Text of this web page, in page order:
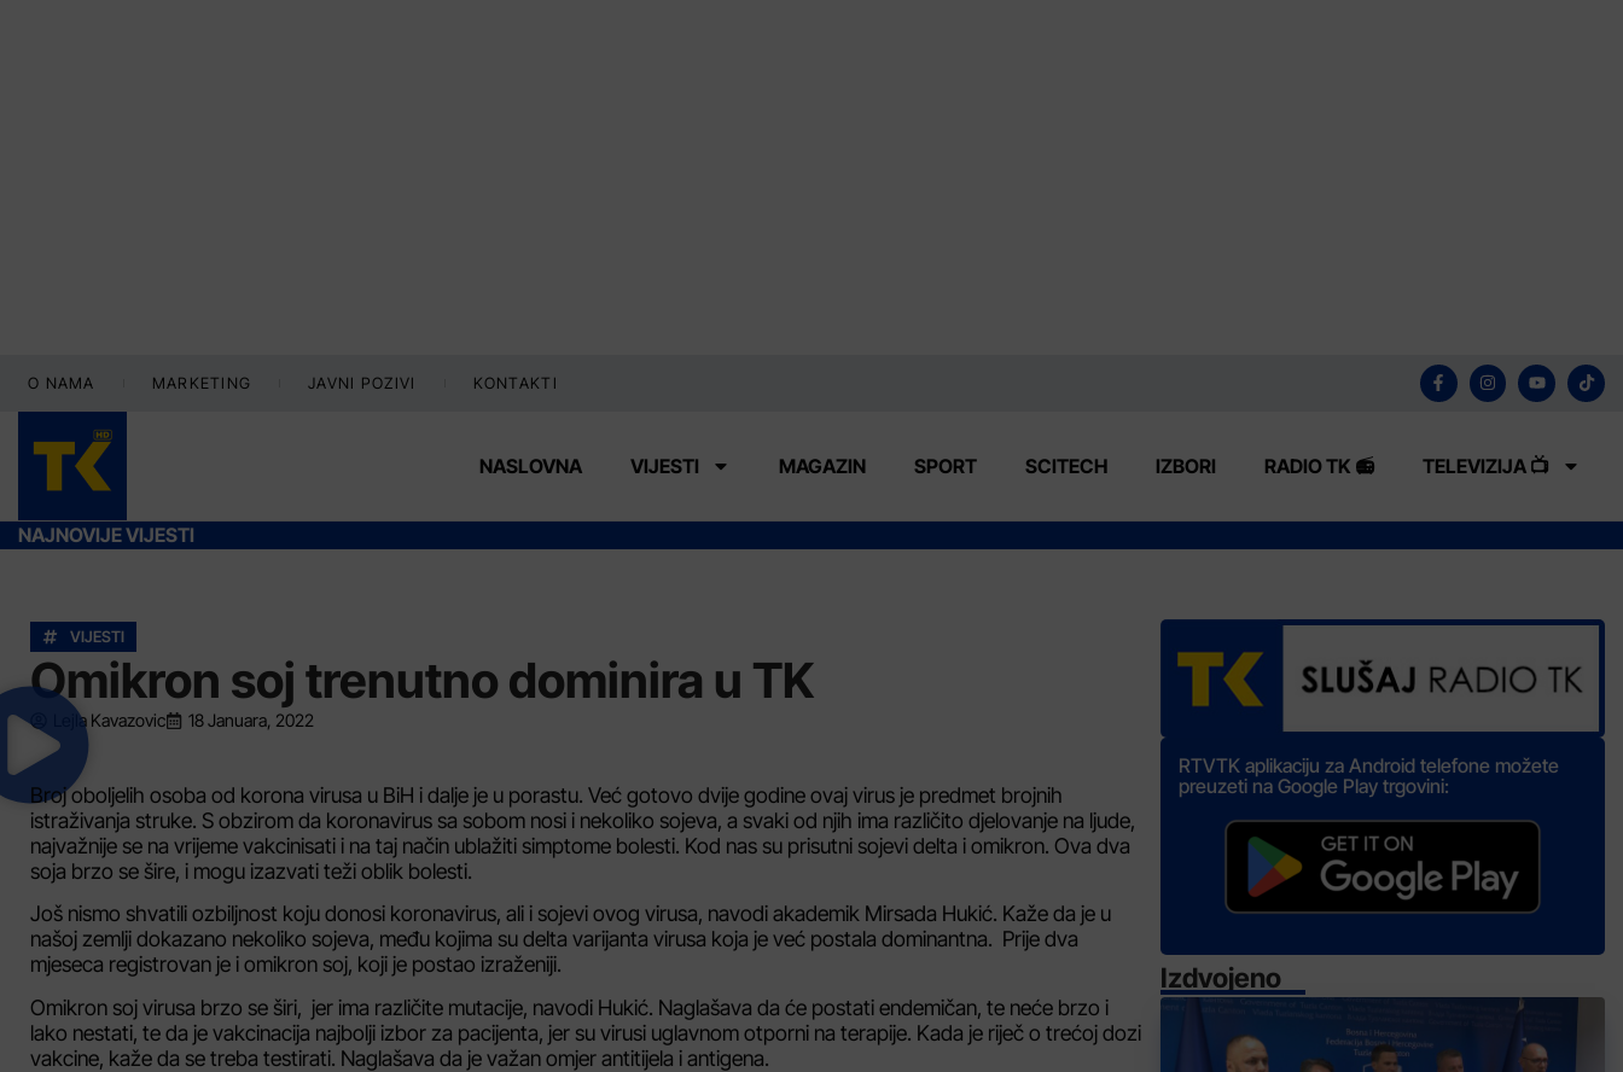
O NAMA MARKETING JAVNI POZIVI KONTAKTI
NASLOVNA VIJESTI MAGAZIN SPORT SCITECH IZBORI RADIO TK 📻 TELEVIZIJA 📺
NAJNOVIJE VIJESTI
VIJESTI
Omikron soj trenutno dominira u TK
Lejla Kavazovic 18 Januara, 2022
Broj oboljelih osoba od korona virusa u BiH i dalje je u porastu. Već gotovo dvije godine ovaj virus je predmet brojnih
istraživanja struke. S obzirom da koronavirus sa sobom nosi i nekoliko sojeva, a svaki od njih ima različito djelovanje na ljude,
najvažnije se na vrijeme vakcinisati i na taj način ublažiti simptome bolesti. Kod nas su prisutni sojevi delta i omikron. Ova dva
soja brzo se šire, i mogu izazvati teži oblik bolesti.
Još nismo shvatili ozbiljnost koju donosi koronavirus, ali i sojevi ovog virusa, navodi akademik Mirsada Hukić. Kaže da je u
našoj zemlji dokazano nekoliko sojeva, među kojima su delta varijanta virusa koja je već postala dominantna. Prije dva
mjeseca registrovan je i omikron soj, koji je postao izraženiji.
Omikron soj virusa brzo se širi, jer ima različite mutacije, navodi Hukić. Naglašava da će postati endemičan, te neće brzo i
lako nestati, te da je vakcinacija najbolji izbor za pacijenta, jer su virusi uglavnom otporni na terapije. Kada je riječ o trećoj dozi
vakcine, kaže da se treba testirati. Naglašava da je važan omjer antitijela i antigena.
RTVTK aplikaciju za Android telefone možete
preuzeti na Google Play trgovini:
Izdvojeno